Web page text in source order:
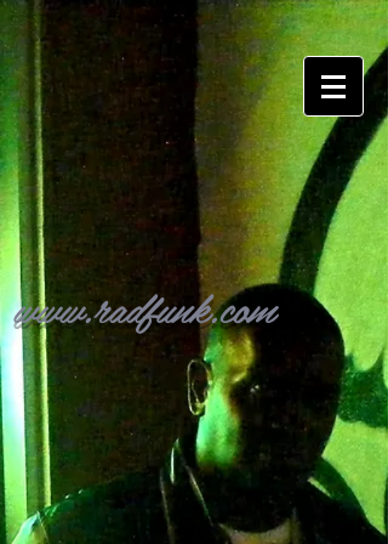
www.radfunk.com